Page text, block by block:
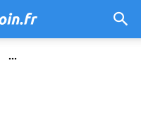
...